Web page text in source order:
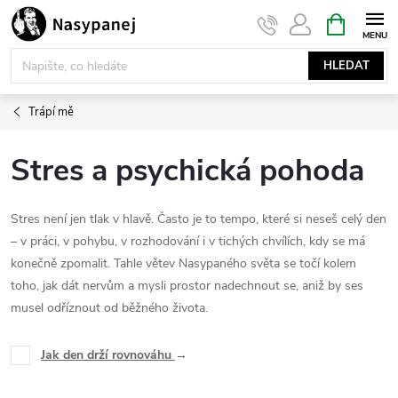
Přejít
na
obsah
HLEDAT
NÁKUPNÍ
KOŠÍK
Trápí mě
Stres a psychická pohoda
Stres není jen tlak v hlavě. Často je to tempo, které si neseš celý den
– v práci, v pohybu, v rozhodování i v tichých chvílích, kdy se má
konečně zpomalit. Tahle větev Nasypaného světa se točí kolem
toho, jak dát nervům a mysli prostor nadechnout se, aniž by ses
musel odříznout od běžného života.
Jak den drží rovnováhu →